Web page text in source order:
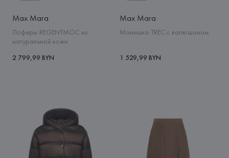
Max Mara
Лоферы REGENTMOC из
натуральной кожи
2 799,99 BYN
Max Mara
Манишка TREC с капюшоном
1 529,99 BYN